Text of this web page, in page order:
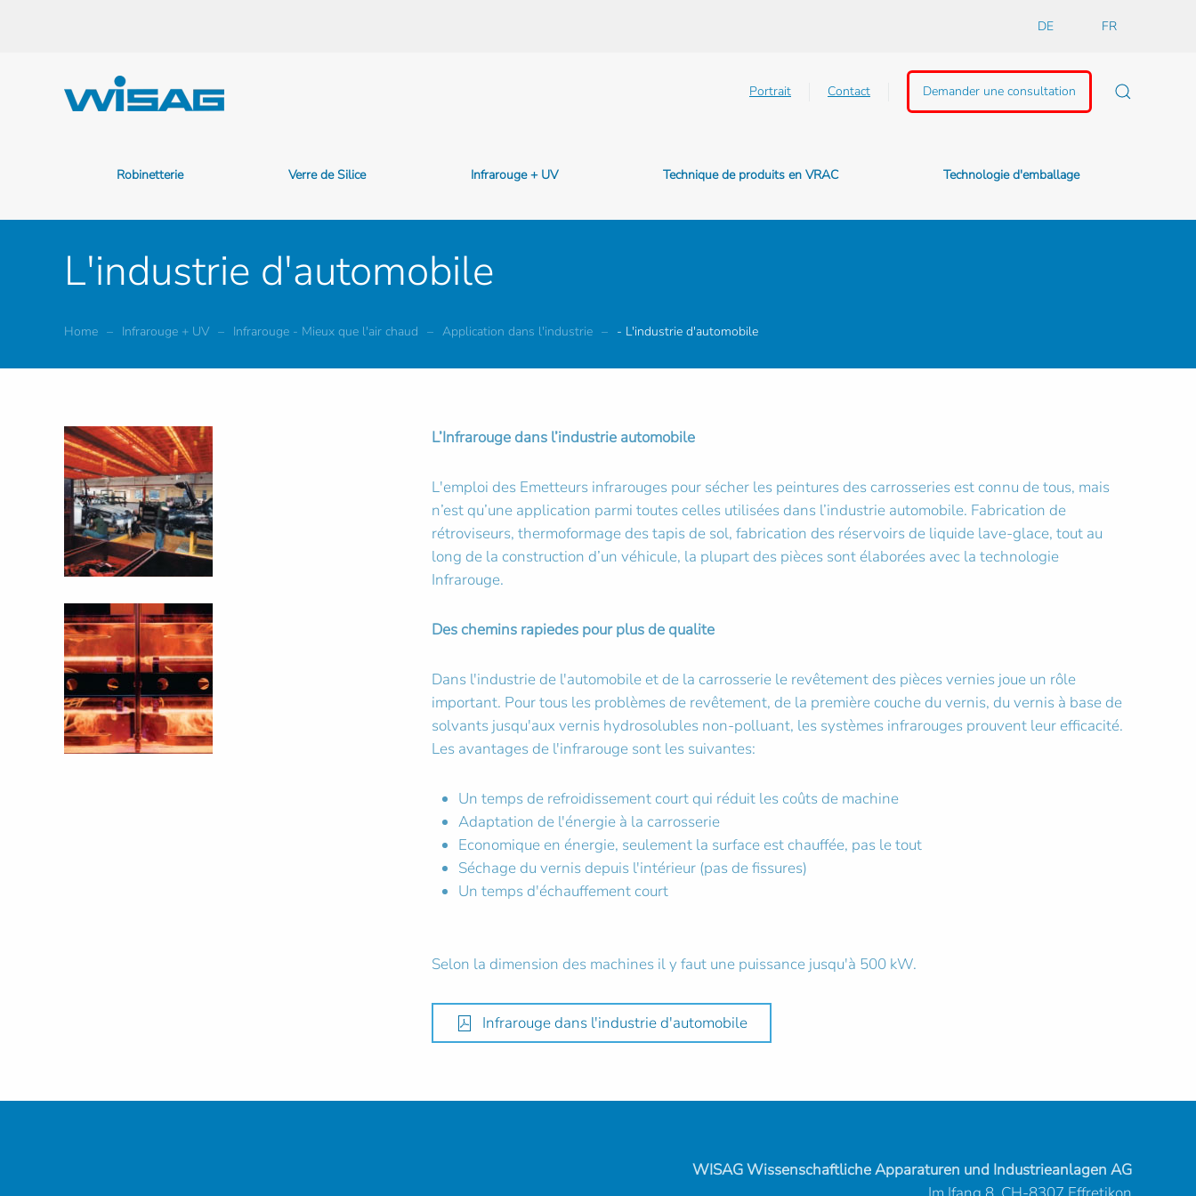
DE FR
Portrait Contact Demander une consultation
Robinetterie Verre de Silice Infrarouge + UV Technique de produits en VRAC Technologie d'emballage
L'industrie d'automobile
Home Infrarouge + UV Infrarouge - Mieux que l'air chaud Application dans l'industrie - L'industrie d'automobile
L’Infrarouge dans l’industrie automobile
L'emploi des Emetteurs infrarouges pour sécher les peintures des carrosseries est connu de tous, mais
n’est qu’une application parmi toutes celles utilisées dans l’industrie automobile. Fabrication de
rétroviseurs, thermoformage des tapis de sol, fabrication des réservoirs de liquide lave-glace, tout au
long de la construction d’un véhicule, la plupart des pièces sont élaborées avec la technologie
Infrarouge.
Des chemins rapiedes pour plus de qualite
Dans l'industrie de l'automobile et de la carrosserie le revêtement des pièces vernies joue un rôle
important. Pour tous les problèmes de revêtement, de la première couche du vernis, du vernis à base de
solvants jusqu'aux vernis hydrosolubles non-polluant, les systèmes infrarouges prouvent leur efficacité.
Les avantages de l'infrarouge sont les suivantes:
Un temps de refroidissement court qui réduit les coûts de machine
Adaptation de l'énergie à la carrosserie
Economique en énergie, seulement la surface est chauffée, pas le tout
Séchage du vernis depuis l'intérieur (pas de fissures)
Un temps d'échauffement court
Selon la dimension des machines il y faut une puissance jusqu'à 500 kW.
Infrarouge dans l'industrie d'automobile
WISAG Wissenschaftliche Apparaturen und Industrieanlagen AG